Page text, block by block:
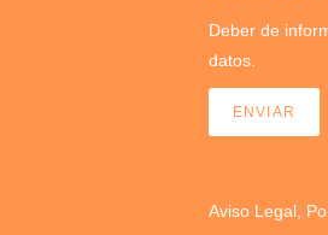
Deber de
datos.
ENVIAR
Aviso Legal,